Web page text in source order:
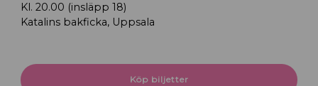
Kl. 20.00 (insläpp 18)
Katalins bakficka, Uppsala
Köp biljetter